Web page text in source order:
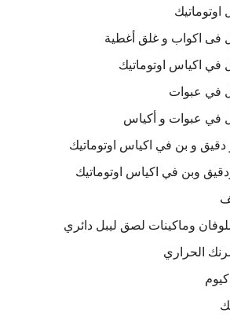
فى اكواب و غلق أغطية
في اكياس اوتوماتيك
في عبوات
في عبوات و أكياس
دقيق و بن في اكياس اوتوماتيك
وبن في اكياس اوتوماتيك
وماكينات لصق ليبل دائري
الحراري